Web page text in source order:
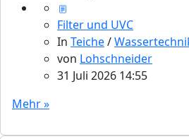
Filter und UVC
In Teiche/
von Lohschneider
31 Juli 2026 14:55
Mehr »